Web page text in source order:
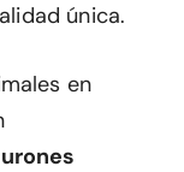
única.
en